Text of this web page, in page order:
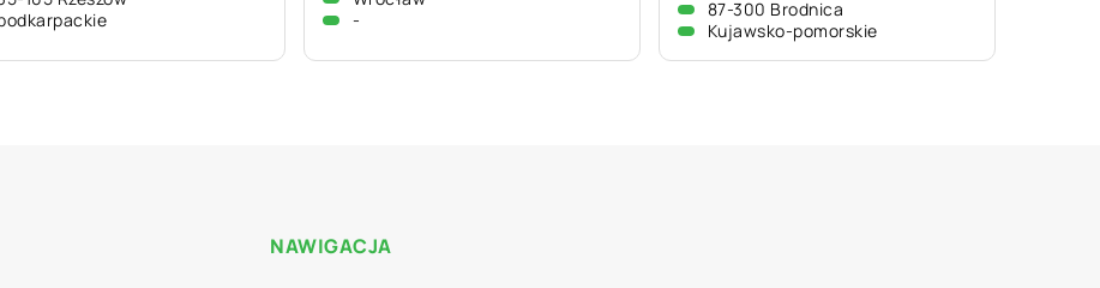
-
87-300 Brodnica
Kujawsko-pomorskie
NAWIGACJA